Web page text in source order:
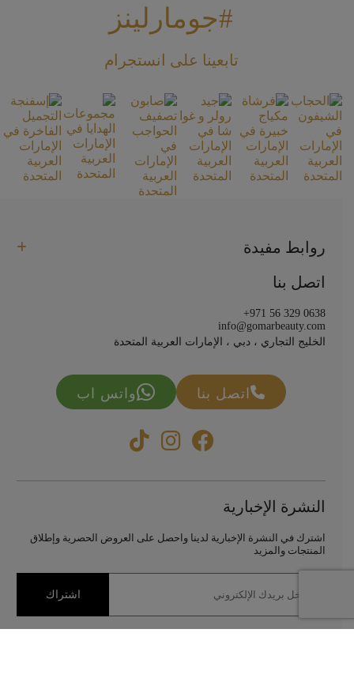
#جومارلينز
تابعينا على انستجرام
روابط مفيدة
اتصل بنا
+971 56 329 0638
info@gomarbeauty.com
الخليج التجاري ، دبي ، الإمارات العربية المتحدة
اتصل بنا واتس اب
النشرة الإخبارية
اشترك في النشرة الإخبارية لدينا واحصل على العروض الحصرية وإطلاق
المنتجات والمزيد
اشتراك